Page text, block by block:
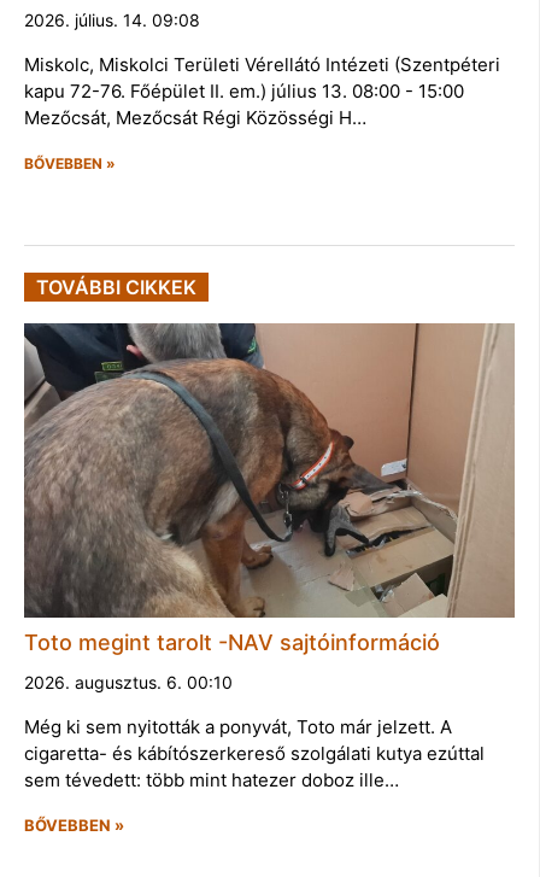
2026. július. 14. 09:08
Miskolc, Miskolci Területi Vérellátó Intézeti (Szentpéteri
kapu 72-76. Főépület II. em.) július 13. 08:00 - 15:00
Mezőcsát, Mezőcsát Régi Közösségi H…
BŐVEBBEN »
TOVÁBBI CIKKEK
Toto megint tarolt -NAV sajtóinformáció
2026. augusztus. 6. 00:10
Még ki sem nyitották a ponyvát, Toto már jelzett. A
cigaretta- és kábítószerkereső szolgálati kutya ezúttal
sem tévedett: több mint hatezer doboz ille…
BŐVEBBEN »